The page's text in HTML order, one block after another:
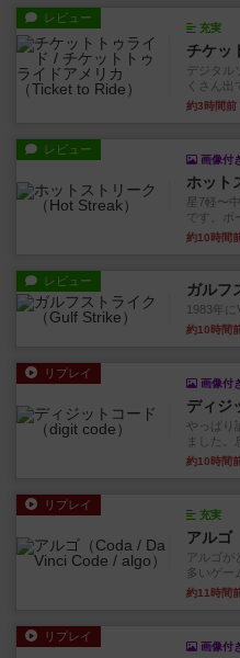
レビュー
充実
デジタル
くさん出
約3時間前
レビュー
画像付
ホット
星7軽〜
です。ボ
約10時間
レビュー ガルフ
1983年
約10時間
リプレイ
画像付
ディジ
やっぱり
ました。
約10時間
リプレイ
充実
アルゴ
アルゴ
多いゲー
約11時間
リプレイ
画像付